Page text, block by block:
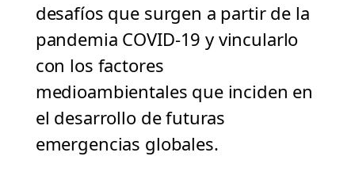
desafíos que surgen a partir de la
pandemia COVID-19 y vincularlo
con los factores
medioambientales que inciden en
el desarrollo de futuras
emergencias globales.